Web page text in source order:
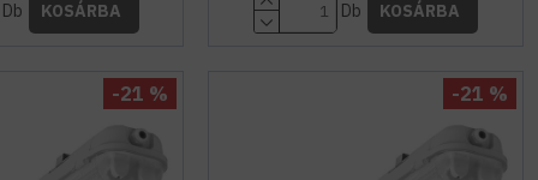
Db KOSÁRBA Db KOSÁRBA
-21 % -21 %